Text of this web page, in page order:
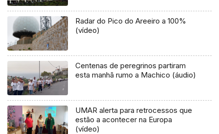
Radar do Pico do Areeiro a 100%
(vídeo)
Centenas de peregrinos partiram
esta manhã rumo a Machico (áudio)
UMAR alerta para retrocessos que
estão a acontecer na Europa
(vídeo)